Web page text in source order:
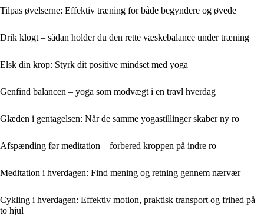
Tilpas øvelserne: Effektiv træning for både begyndere og øvede
Drik klogt – sådan holder du den rette væskebalance under træning
Elsk din krop: Styrk dit positive mindset med yoga
Genfind balancen – yoga som modvægt i en travl hverdag
Glæden i gentagelsen: Når de samme yogastillinger skaber ny ro
Afspænding før meditation – forbered kroppen på indre ro
Meditation i hverdagen: Find mening og retning gennem nærvær
Cykling i hverdagen: Effektiv motion, praktisk transport og frihed på
to hjul